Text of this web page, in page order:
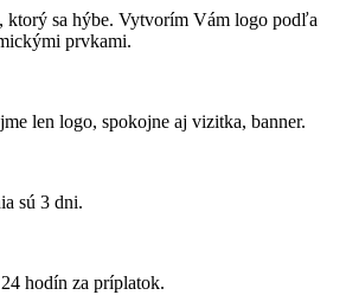
ktorý sa hýbe. Vytvorím Vám logo podľa
prvkami.
len logo, spokojne aj vizitka, banner.
sú 3 dni.
hodín za príplatok.